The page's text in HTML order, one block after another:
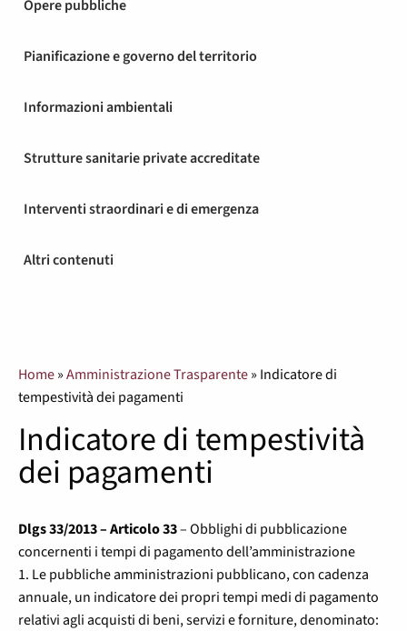
Opere pubbliche
Pianificazione e governo del territorio
Informazioni ambientali
Strutture sanitarie private accreditate
Interventi straordinari e di emergenza
Altri contenuti
Home»Amministrazione Trasparente» Indicatore di
tempestività dei pagamenti
Indicatore di tempestività
dei pagamenti
Dlgs 33/2013 – Articolo 33– Obblighi di pubblicazione
concernenti i tempi di pagamento dell’amministrazione
1. Le pubbliche amministrazioni pubblicano, con cadenza
annuale, un indicatore dei propri tempi medi di pagamento
relativi agli acquisti di beni, servizi e forniture, denominato: